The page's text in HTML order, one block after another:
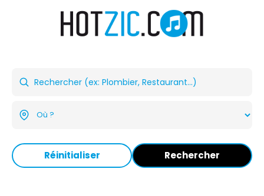
Réinitialiser Rechercher